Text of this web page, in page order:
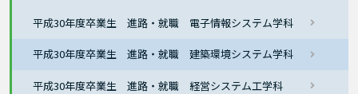
平成30年度卒業生 進路・就職 電子情報システム学科
平成30年度卒業生 進路・就職 建築環境システム学科
平成30年度卒業生 進路・就職 経営システム工学科